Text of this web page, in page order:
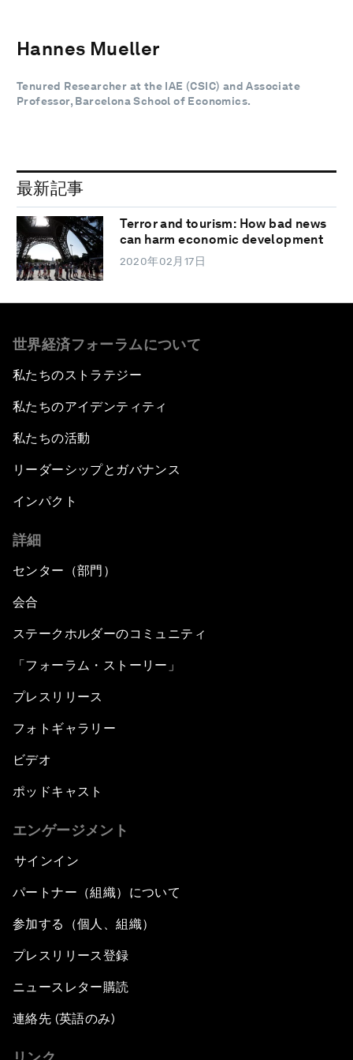
Hannes Mueller
Tenured Researcher at the IAE (CSIC) and Associate
Professor, Barcelona School of Economics.
最新記事
Terror and tourism: How bad news
can harm economic development
2020年02月17日
世界経済フォーラムについて
私たちのストラテジー
私たちのアイデンティティ
私たちの活動
リーダーシップとガバナンス
インパクト
詳細
センター（部門）
会合
ステークホルダーのコミュニティ
「フォーラム・ストーリー」
プレスリリース
フォトギャラリー
ビデオ
ポッドキャスト
エンゲージメント
サインイン
パートナー（組織）について
参加する（個人、組織）
プレスリリース登録
ニュースレター購読
連絡先 (英語のみ)